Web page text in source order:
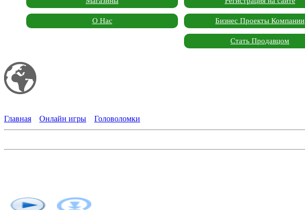
О Нас Бизнес Проекты Компании
Стать Продавцом
Главная
Онлайн игры Головоломки